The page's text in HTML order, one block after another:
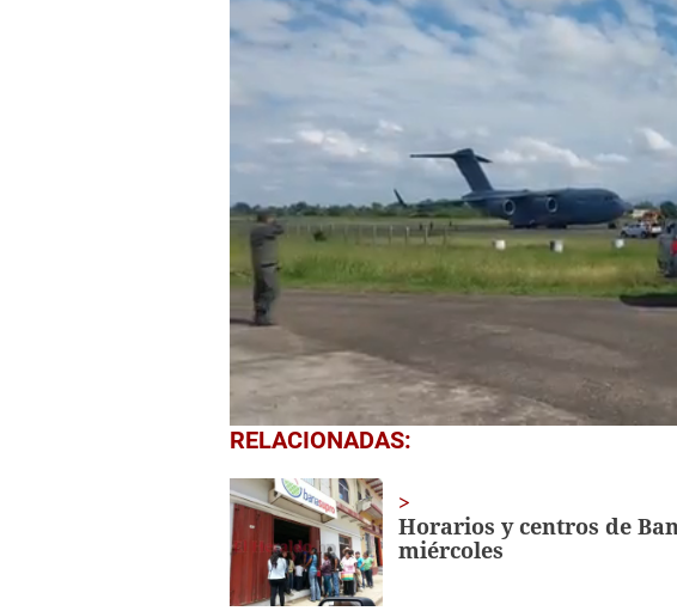
0
seconds
1
minute,
3
secondsVolume
0%
RELACIONADAS:
Horarios y centros de
miércoles